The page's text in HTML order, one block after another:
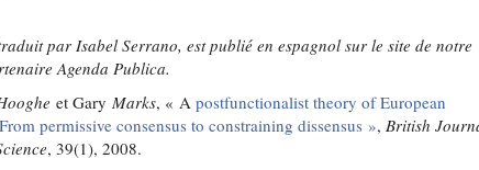
par Isabel Serrano, est publié en espagnol sur le site de notre
Agenda Publica.
et GaryMarks, « A postfunctionalist theory of European
permissive consensus to constraining dissensus »,British
, 39(1), 2008.